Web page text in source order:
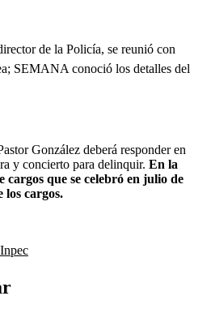
de la Policía, se reunió con
SEMANA conoció los detalles del
González deberá responder en
y concierto para delinquir. En la
cargos que se celebró en julio de
los cargos.
Inpec